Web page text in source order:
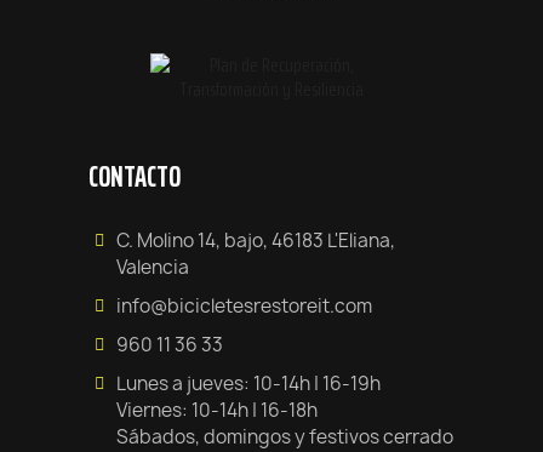
CONTACTO
C. Molino 14, bajo, 46183 L'Eliana,
Valencia
info@bicicletesrestoreit.com
960 11 36 33
Lunes a jueves: 10-14h | 16-19h
Viernes: 10-14h | 16-18h
Sábados, domingos y festivos cerrado